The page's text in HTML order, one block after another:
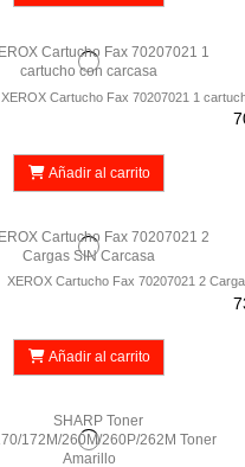
XEROX Cartucho Fax 70207021 1
Añadir al carrito
XEROX Cartucho Fax 70207021 2
Añadir al carrito